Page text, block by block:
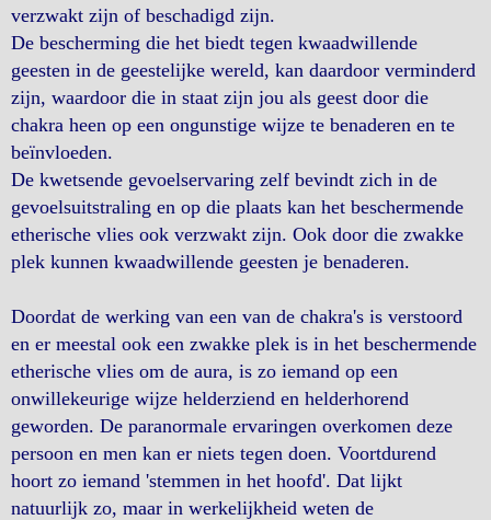
verzwakt zijn of beschadigd zijn.
De bescherming die het biedt tegen kwaadwillende
geesten in de geestelijke wereld, kan daardoor verminderd
zijn, waardoor die in staat zijn jou als geest door die
chakra heen op een ongunstige wijze te benaderen en te
beïnvloeden.
De kwetsende gevoelservaring zelf bevindt zich in de
gevoelsuitstraling en op die plaats kan het beschermende
etherische vlies ook verzwakt zijn. Ook door die zwakke
plek kunnen kwaadwillende geesten je benaderen.
Doordat de werking van een van de chakra's is verstoord
en er meestal ook een zwakke plek is in het beschermende
etherische vlies om de aura, is zo iemand op een
onwillekeurige wijze helderziend en helderhorend
geworden. De paranormale ervaringen overkomen deze
persoon en men kan er niets tegen doen. Voortdurend
hoort zo iemand 'stemmen in het hoofd'. Dat lijkt
natuurlijk zo, maar in werkelijkheid weten de